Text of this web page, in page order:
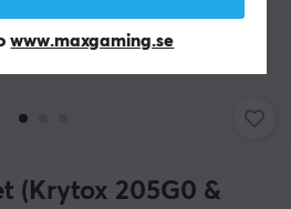
www.maxgaming.se
(Krytox 205G0 &